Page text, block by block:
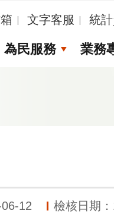
文字客服 統
為民服務 業務
12 檢核日期